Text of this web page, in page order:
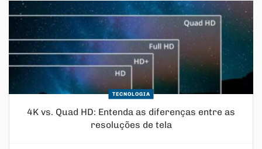
TECNOLOGIA
4K vs. Quad HD: Entenda as diferenças entre as
resoluções de tela